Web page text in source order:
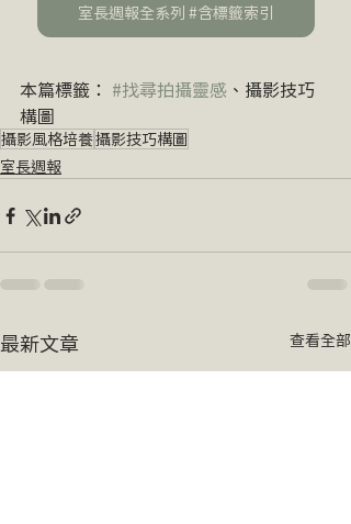
室長週報全系列 #含標籤索引
本篇標籤： #找尋拍攝靈感 、攝影技巧
構圖
攝影風格培養攝影技巧構圖
室長週報
最新文章 查看全部